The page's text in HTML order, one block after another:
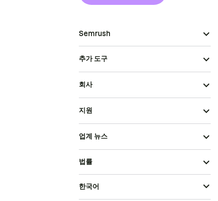
Semrush
추가 도구
회사
지원
업계 뉴스
법률
한국어